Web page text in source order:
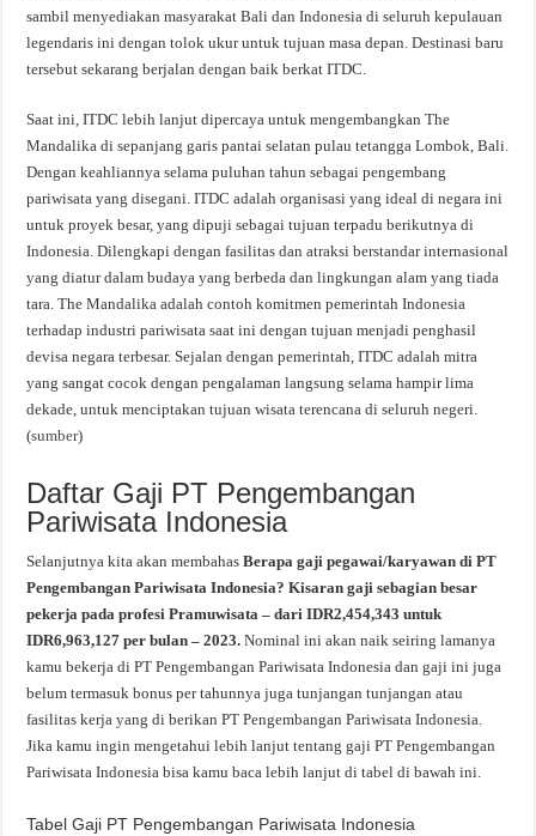
sambil menyediakan masyarakat Bali dan Indonesia di seluruh kepulauan
legendaris ini dengan tolok ukur untuk tujuan masa depan. Destinasi baru
tersebut sekarang berjalan dengan baik berkat ITDC.
Saat ini, ITDC lebih lanjut dipercaya untuk mengembangkan The
Mandalika di sepanjang garis pantai selatan pulau tetangga Lombok, Bali.
Dengan keahliannya selama puluhan tahun sebagai pengembang
pariwisata yang disegani. ITDC adalah organisasi yang ideal di negara ini
untuk proyek besar, yang dipuji sebagai tujuan terpadu berikutnya di
Indonesia. Dilengkapi dengan fasilitas dan atraksi berstandar internasional
yang diatur dalam budaya yang berbeda dan lingkungan alam yang tiada
tara. The Mandalika adalah contoh komitmen pemerintah Indonesia
terhadap industri pariwisata saat ini dengan tujuan menjadi penghasil
devisa negara terbesar. Sejalan dengan pemerintah, ITDC adalah mitra
yang sangat cocok dengan pengalaman langsung selama hampir lima
dekade, untuk menciptakan tujuan wisata terencana di seluruh negeri.
(sumber)
Daftar Gaji PT Pengembangan
Pariwisata Indonesia
Selanjutnya kita akan membahasBerapa gaji pegawai/karyawan di PT
Pengembangan Pariwisata Indonesia? Kisaran gaji sebagian besar
pekerja pada profesi Pramuwisata – dari IDR2,454,343 untuk
IDR6,963,127 per bulan – 2023.Nominal ini akan naik seiring lamanya
kamu bekerja di PT Pengembangan Pariwisata Indonesia dan gaji ini juga
belum termasuk bonus per tahunnya juga tunjangan tunjangan atau
fasilitas kerja yang di berikan PT Pengembangan Pariwisata Indonesia.
Jika kamu ingin mengetahui lebih lanjut tentang gaji PT Pengembangan
Pariwisata Indonesia bisa kamu baca lebih lanjut di tabel di bawah ini.
Tabel Gaji PT Pengembangan Pariwisata Indonesia